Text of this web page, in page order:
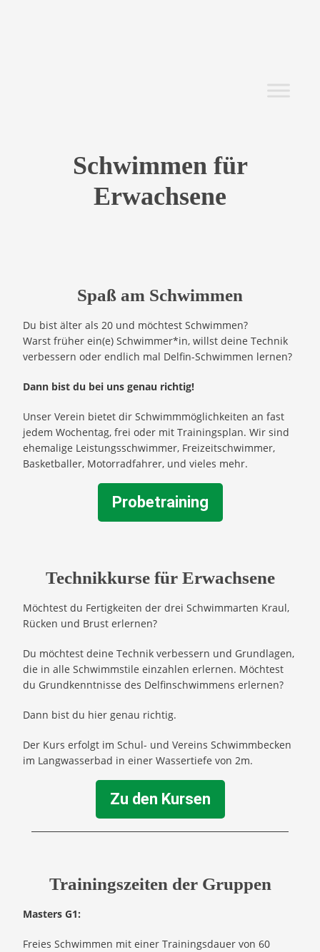
Schwimmen für
Erwachsene
Spaß am Schwimmen
Du bist älter als 20 und möchtest Schwimmen?
Warst früher ein(e) Schwimmer*in, willst deine Technik
verbessern oder endlich mal Delfin-Schwimmen lernen?
Dann bist du bei uns genau richtig!
Unser Verein bietet dir Schwimmmöglichkeiten an fast
jedem Wochentag, frei oder mit Trainingsplan. Wir sind
ehemalige Leistungsschwimmer, Freizeitschwimmer,
Basketballer, Motorradfahrer, und vieles mehr.
Probetraining
Technikkurse für Erwachsene
Möchtest du Fertigkeiten der drei Schwimmarten Kraul,
Rücken und Brust erlernen?
Du möchtest deine Technik verbessern und Grundlagen,
die in alle Schwimmstile einzahlen erlernen. Möchtest
du Grundkenntnisse des Delfinschwimmens erlernen?
Dann bist du hier genau richtig.
Der Kurs erfolgt im Schul- und Vereins Schwimmbecken
im Langwasserbad in einer Wassertiefe von 2m.
Zu den Kursen
Trainingszeiten der Gruppen
Masters G1:
Freies Schwimmen mit einer Trainingsdauer von 60